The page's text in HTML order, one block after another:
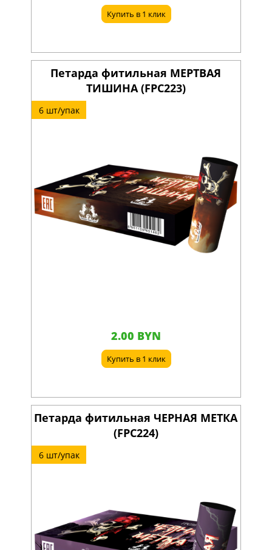
Купить в 1 клик
Петарда фитильная МЕРТВАЯ
ТИШИНА (FPC223)
6 шт/упак
2.00 BYN
Купить в 1 клик
Петарда фитильная ЧЕРНАЯ МЕТКА
(FPC224)
6 шт/упак